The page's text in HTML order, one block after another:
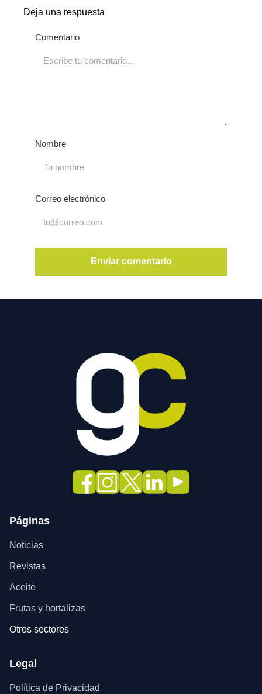
Deja una respuesta
Comentario
Nombre
Correo electrónico
Páginas
Noticias
Revistas
Aceite
Frutas y hortalizas
Otros sectores
Legal
Política de Privacidad